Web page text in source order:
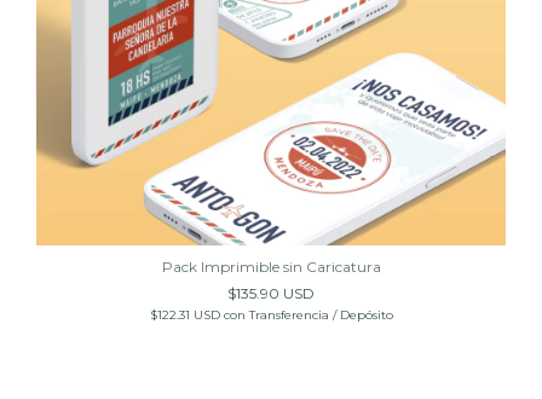
Pack Imprimible sin Caricatura
$135.90 USD
$122.31 USD con Transferencia / Depósito